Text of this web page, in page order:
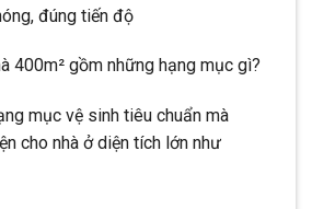
đúng tiến độ
400m² gồm những hạng mục gì?
mục vệ sinh tiêu chuẩn mà
cho nhà ở diện tích lớn như